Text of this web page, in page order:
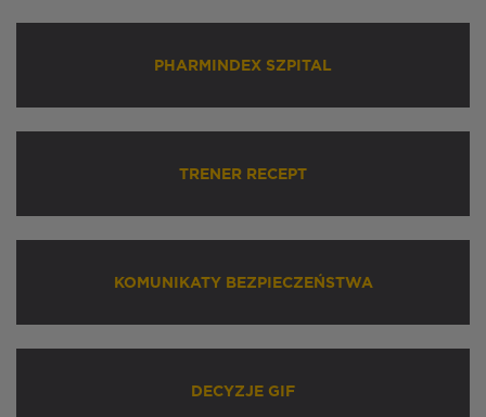
PHARMINDEX SZPITAL
TRENER RECEPT
KOMUNIKATY BEZPIECZEŃSTWA
DECYZJE GIF